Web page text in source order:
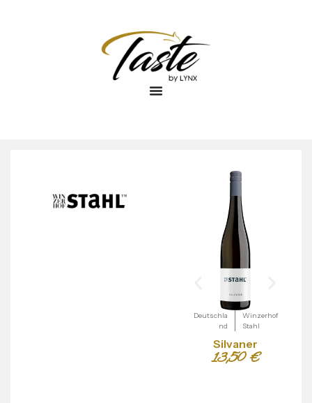
Deutschla
nd
Winzerhof
Stahl
Silvaner
13,50€